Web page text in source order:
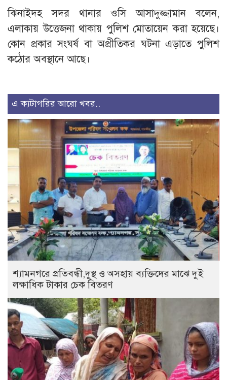
ঝিনাইদহ সদর থানার ওসি আসাদুজ্জামান বলেন,
এলাকায় উত্তেজনা থাকায় পুলিশ মোতায়েন করা হয়েছে।
কোন প্রকার সংঘর্ষ বা অপ্রীতিকর ঘটনা এড়াতে পুলিশ
কঠোর অবস্থানে আছে।
এ ক্যটাগরির আরো খবর..
শ্যামনগরে প্রতিবন্ধী,দুস্থ ও অসহায় ব্যক্তিদের মাঝে দুই
লক্ষাধিক টাকার চেক বিতরণ